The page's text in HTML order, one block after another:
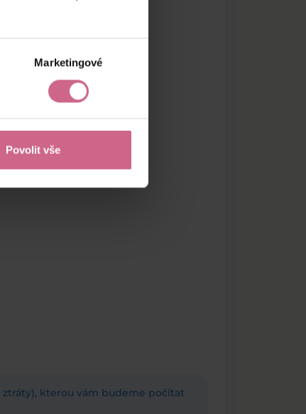
Marketingové
Povolit vše
kterou vám budeme počítat